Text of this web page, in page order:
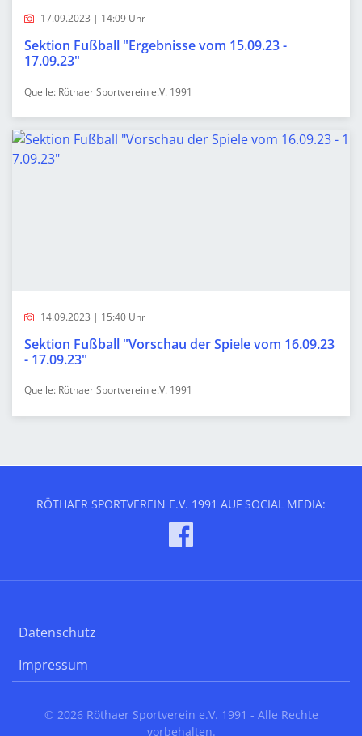
17.09.2023 | 14:09 Uhr
Sektion Fußball "Ergebnisse vom 15.09.23 -
17.09.23"
Quelle: Röthaer Sportverein e.V. 1991
14.09.2023 | 15:40 Uhr
Sektion Fußball "Vorschau der Spiele vom 16.09.23
- 17.09.23"
Quelle: Röthaer Sportverein e.V. 1991
RÖTHAER SPORTVEREIN E.V. 1991 AUF SOCIAL MEDIA:
Datenschutz
Impressum
© 2026 Röthaer Sportverein e.V. 1991 - Alle Rechte
vorbehalten.